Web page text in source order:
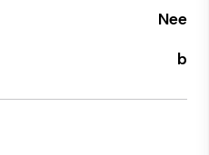
Nee
b